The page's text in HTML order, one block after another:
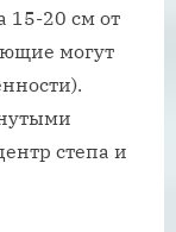
15-20 см от
могут
степа и